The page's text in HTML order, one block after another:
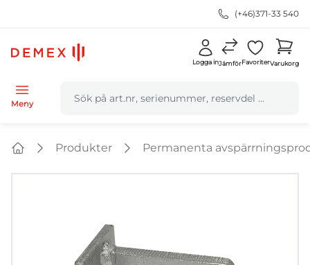
(+46)371-33 540
Logga inJämförFavoriterVarukorg
Meny
Produkter Permanenta